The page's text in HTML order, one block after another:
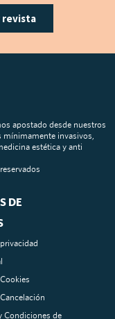
revista
apostado desde nuestros
mínimamente invasivos,
estética y anti
DE
Condiciones de